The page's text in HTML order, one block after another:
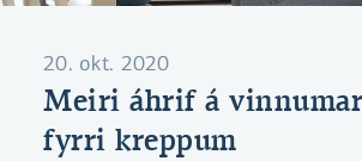
20. okt. 2020
Meiri áhrif á
fyrri kreppum